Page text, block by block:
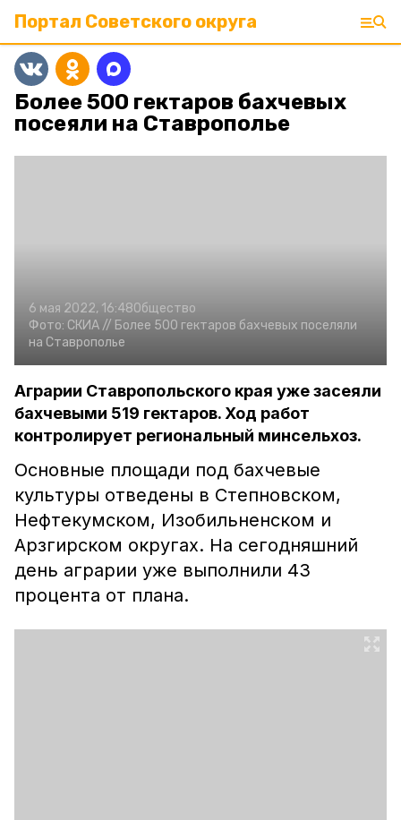
Портал Советского округа
Более 500 гектаров бахчевых
посеяли на Ставрополье
6 мая 2022, 16:48Общество
Фото: СКИА // Более 500 гектаров бахчевых поселяли
на Ставрополье
Аграрии Ставропольского края уже засеяли
бахчевыми 519 гектаров. Ход работ
контролирует региональный минсельхоз.
Основные площади под бахчевые
культуры отведены в Степновском,
Нефтекумском, Изобильненском и
Арзгирском округах. На сегодняшний
день аграрии уже выполнили 43
процента от плана.